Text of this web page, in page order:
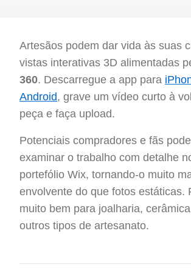
Artesãos podem dar vida às suas
vistas interativas 3D alimentadas
360. Descarregue a app para
Android, grave um vídeo curto à
peça e faça upload.
Potenciais compradores e fãs
examinar o trabalho com detalhe
portefólio Wix, tornando-o muito
envolvente do que fotos estáticas.
muito bem para joalharia,
outros tipos de artesanato.